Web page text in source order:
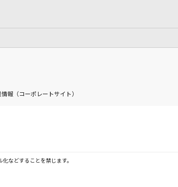
情報（コーポレートサイト）
などすることを禁じます。